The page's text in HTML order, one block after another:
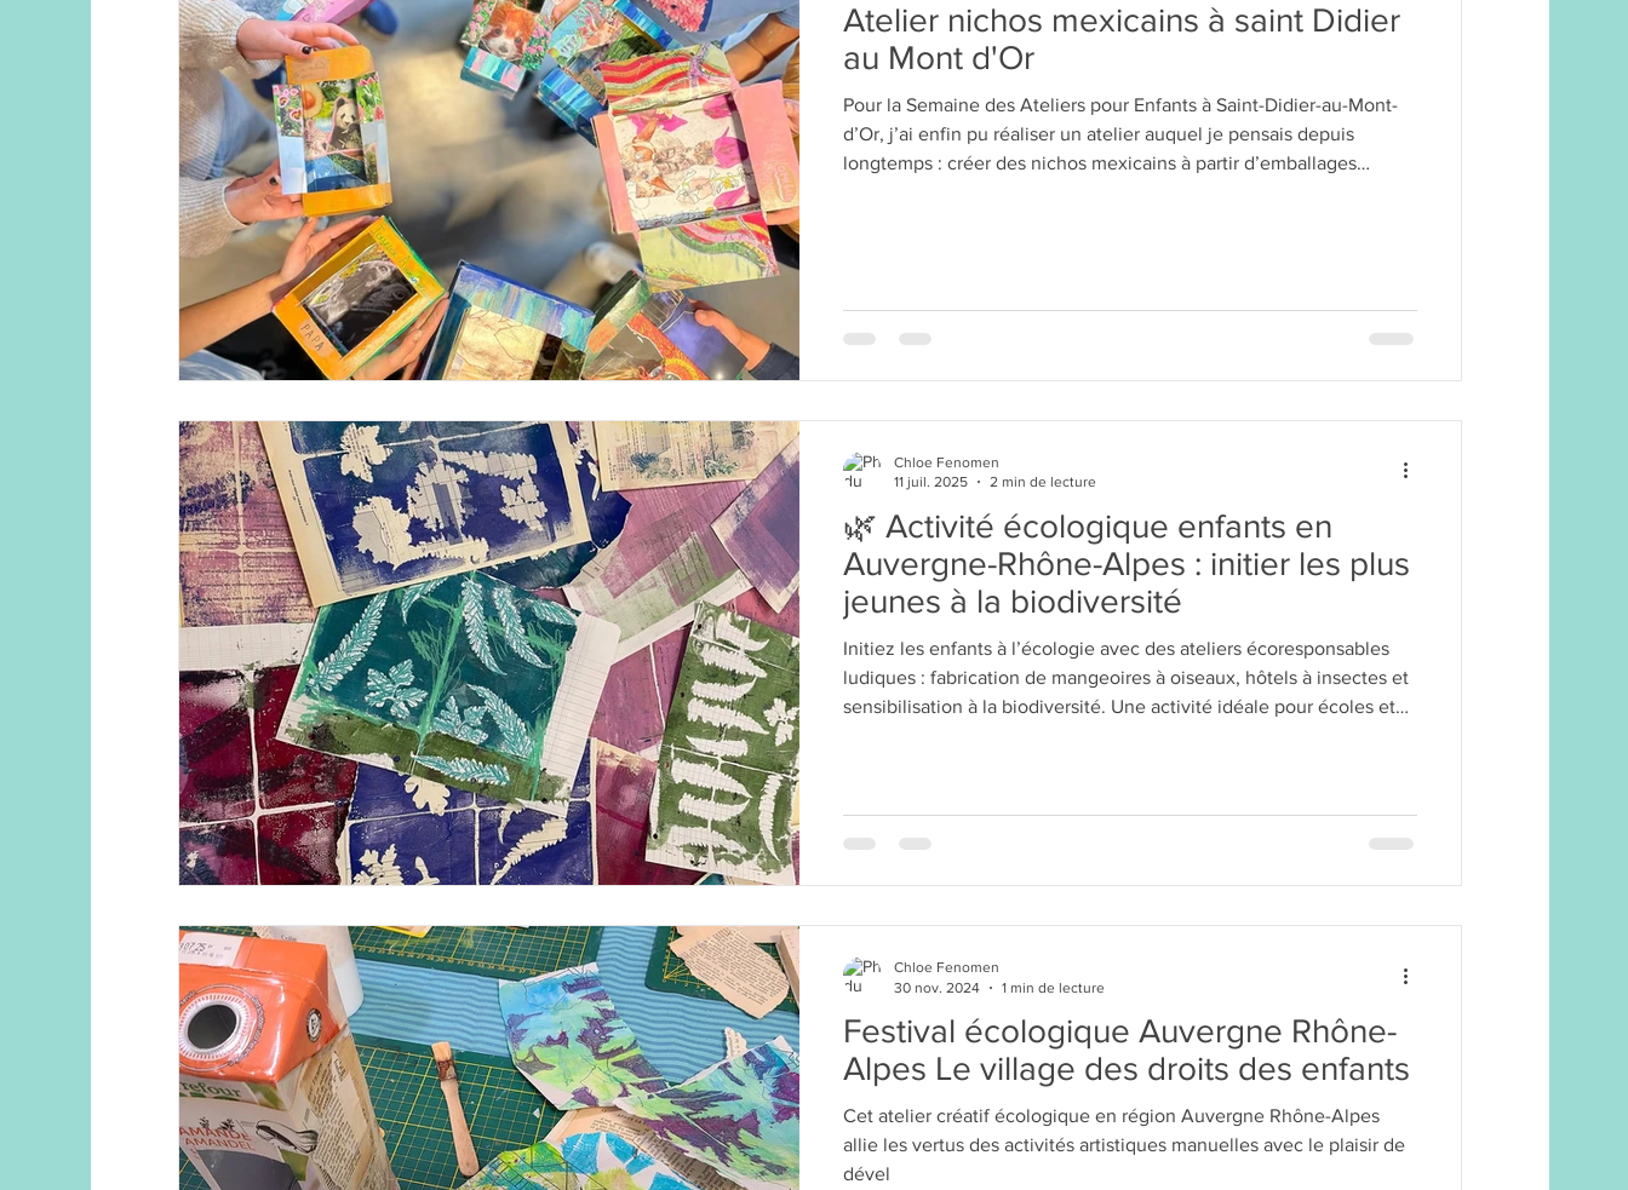
Atelier nichos mexicains à saint Didier
au Mont d'Or
Pour la Semaine des Ateliers pour Enfants à Saint-Didier-au-Mont-
d’Or, j’ai enfin pu réaliser un atelier auquel je pensais depuis
longtemps : créer des nichos mexicains à partir d’emballages
🌿 Activité écologique enfants en
Auvergne-Rhône-Alpes : initier les plus
jeunes à la biodiversité
Initiez les enfants à l’écologie avec des ateliers écoresponsables
ludiques : fabrication de mangeoires à oiseaux, hôtels à insectes et
sensibilisation à la biodiversité. Une activité idéale pour écoles et
Chloe Fenomen
11 juil. 2025
2 min de lecture
Festival écologique Auvergne Rhône-
Alpes Le village des droits des enfants
Cet atelier créatif écologique en région Auvergne Rhône-Alpes
allie les vertus des activités artistiques manuelles avec le plaisir de
dével
Chloe Fenomen
30 nov. 2024
1 min de lecture